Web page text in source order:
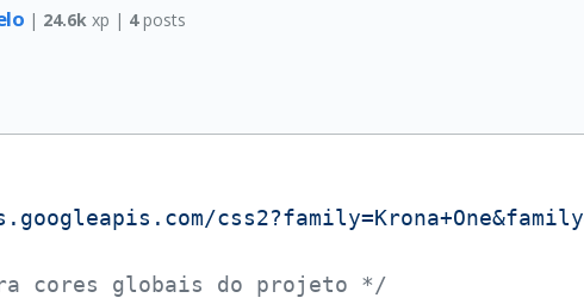
| 24.6k xp | 4posts
cores globais do projeto */